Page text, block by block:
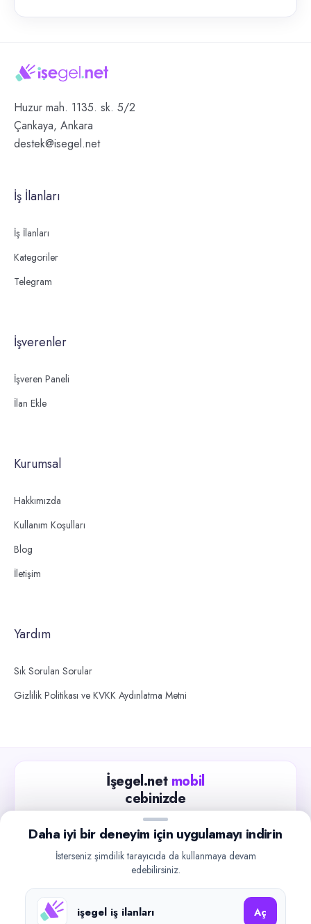
Huzur mah. 1135. sk. 5/2
Çankaya, Ankara
destek@isegel.net
İş İlanları
İş İlanları
Kategoriler
Telegram
İşverenler
İşveren Paneli
İlan Ekle
Kurumsal
Hakkımızda
Kullanım Koşulları
Blog
İletişim
Yardım
Sık Sorulan Sorular
Gizlilik Politikası ve KVKK Aydınlatma Metni
İşegel.net mobil
cebinizde
Güncel iş ilanlarını takip edin, işverenlerle hızlıca
iletişime geçin.
Google Play
Daha iyi bir deneyim için uygulamayı indirin
İsterseniz şimdilik tarayıcıda da kullanmaya devam
edebilirsiniz.
işegel iş ilanları Aç